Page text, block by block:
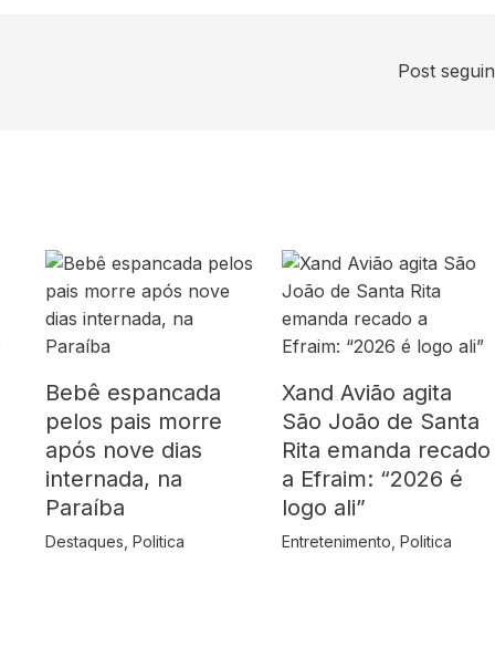
Post
Bebê espancada
pelos pais morre
após nove dias
internada, na
Paraíba
Destaques Politica
Xand Avião agita
São João de Santa
Rita emanda recado
a Efraim: “2026 é
logo ali”
Entretenimento ,Politica